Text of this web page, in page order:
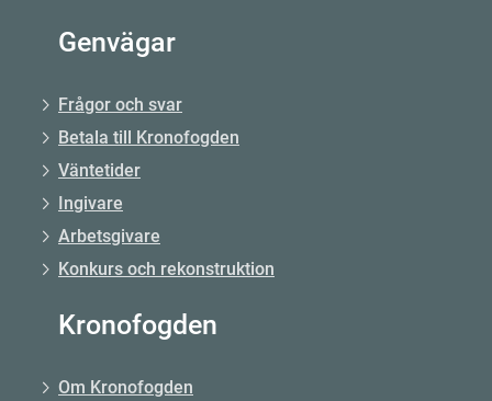
Genvägar
Frågor och svar
Betala till Kronofogden
Väntetider
Ingivare
Arbetsgivare
Konkurs och rekonstruktion
Kronofogden
Om Kronofogden